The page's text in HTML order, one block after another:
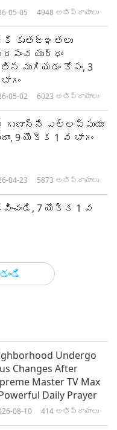
05-05 4948 అభిప్రాయాలు
కృతజ్ఞతలు
యుద్ధం
ముగియడం కోసం, 3
05-02 6023 అభిప్రాయాలు
ఎల్లప్పుడూ
9 యొక్క 1 వ భాగం
04-23 5873 అభిప్రాయాలు
7 యొక్క 1 వ
04-16 5114
పరివర్తన
ఆస్ట్రల్ బాడీస్,
వ భాగం
Undergo
Changes After
Master TV Max
Daily Prayer
08-10 414 అభిప్రాయాలు